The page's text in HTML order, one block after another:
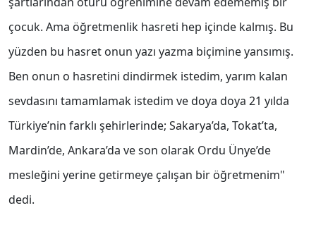
çocuk. Ama öğretmenlik hasreti hep içinde kalmış. Bu
yüzden bu hasret onun yazı yazma biçimine yansımış.
Ben onun o hasretini dindirmek istedim, yarım kalan
sevdasını tamamlamak istedim ve doya doya 21 yılda
Türkiye’nin farklı şehirlerinde; Sakarya’da, Tokat’ta,
Mardin’de, Ankara’da ve son olarak Ordu Ünye’de
mesleğini yerine getirmeye çalışan bir öğretmenim"
dedi.